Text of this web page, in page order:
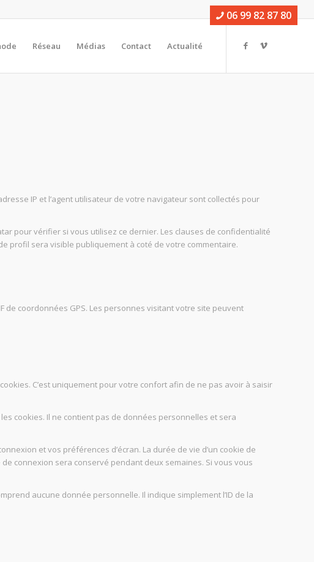
06 99 82 87 80
Réseau Médias Contact Actualité
IP et l’agent utilisateur de votre navigateur sont collectés pour
pour vérifier si vous utilisez ce dernier. Les clauses de confidentialité
profil sera visible publiquement à coté de votre commentaire.
de coordonnées GPS. Les personnes visitant votre site peuvent
C’est uniquement pour votre confort afin de ne pas avoir à saisir
cookies. Il ne contient pas de données personnelles et sera
et vos préférences d’écran. La durée de vie d’un cookie de
de connexion sera conservé pendant deux semaines. Si vous vous
aucune donnée personnelle. Il indique simplement l’ID de la